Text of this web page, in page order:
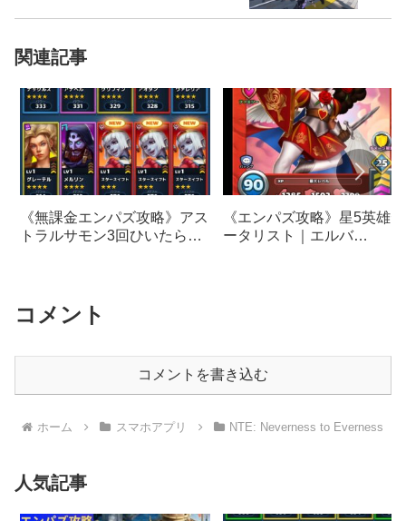
関連記事
《無課金エンパズ攻略》アス
トラルサモン3回ひいたら異
《エンパズ攻略》星5英雄デ
ータリスト｜エルバ
コメント
コメントを書き込む
ホーム スマホアプリ NTE: Neverness to Everness
人気記事